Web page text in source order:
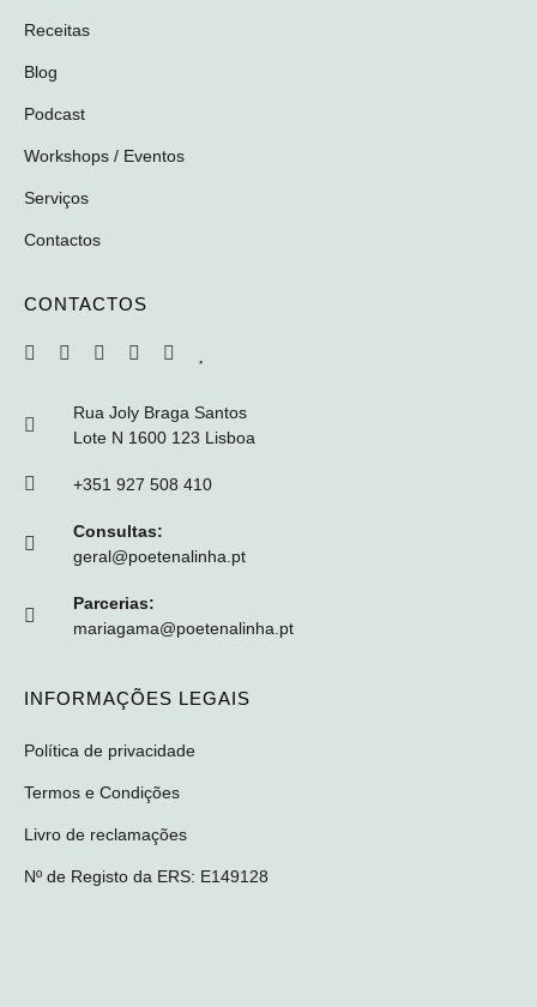
Receitas
Blog
Podcast
Workshops / Eventos
Serviços
Contactos
CONTACTOS
Rua Joly Braga Santos
Lote N 1600 123 Lisboa
+351 927 508 410
Consultas:
geral@poetenalinha.pt
Parcerias:
mariagama@poetenalinha.pt
INFORMAÇÕES LEGAIS
Política de privacidade
Termos e Condições
Livro de reclamações
Nº de Registo da ERS: E149128